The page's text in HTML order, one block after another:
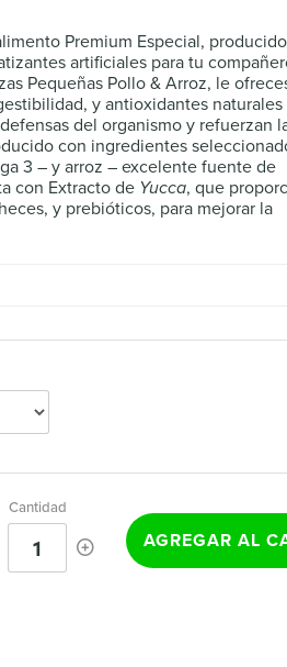
Premium Especial,
artificiales para tu
Pequeñas Pollo & Arroz, le
y antioxidantes
del organismo y refuerzan
con ingredientes
3 – y arroz – excelente fuente de
con Extracto de Yucca, que
y prebióticos, para mejorar la
Cantidad
1 AGREGAR AL